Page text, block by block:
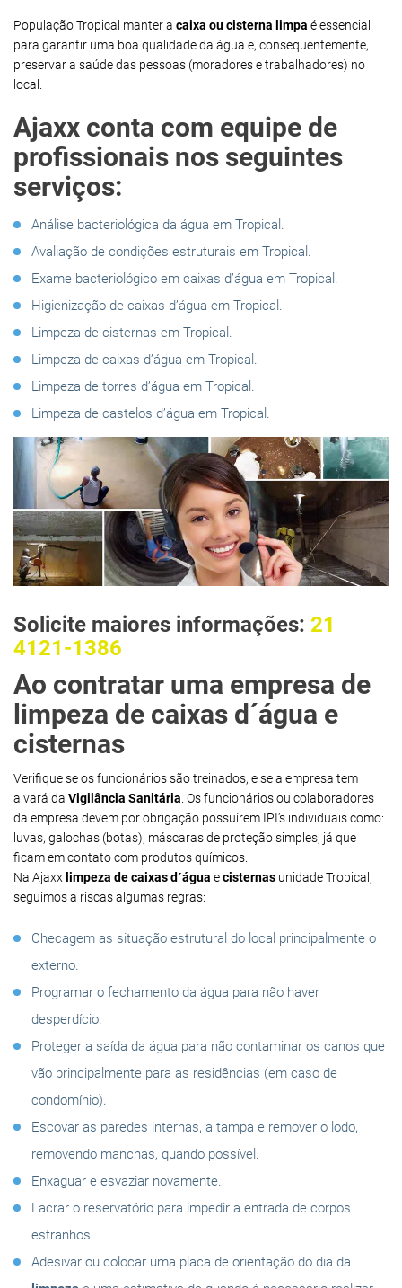
População Tropical manter a caixa ou cisterna limpa é essencial
para garantir uma boa qualidade da água e, consequentemente,
preservar a saúde das pessoas (moradores e trabalhadores) no
local.
Ajaxx conta com equipe de
profissionais nos seguintes
serviços:
Análise bacteriológica da água em Tropical.
Avaliação de condições estruturais em Tropical.
Exame bacteriológico em caixas d’água em Tropical.
Higienização de caixas d’água em Tropical.
Limpeza de cisternas em Tropical.
Limpeza de caixas d’água em Tropical.
Limpeza de torres d’água em Tropical.
Limpeza de castelos d’água em Tropical.
Solicite maiores informações: 21
4121-1386
Ao contratar uma empresa de
limpeza de caixas d´água e
cisternas
Verifique se os funcionários são treinados, e se a empresa tem
alvará da Vigilância Sanitária . Os funcionários ou colaboradores
da empresa devem por obrigação possuírem IPI’s individuais como:
luvas, galochas (botas), máscaras de proteção simples, já que
ficam em contato com produtos químicos.
Na Ajaxx limpeza de caixas d´água ecisternas unidade Tropical,
seguimos a riscas algumas regras:
Checagem as situação estrutural do local principalmente o
externo.
Programar o fechamento da água para não haver
desperdício.
Proteger a saída da água para não contaminar os canos que
vão principalmente para as residências (em caso de
condomínio).
Escovar as paredes internas, a tampa e remover o lodo,
removendo manchas, quando possível.
Enxaguar e esvaziar novamente.
Lacrar o reservatório para impedir a entrada de corpos
estranhos.
Adesivar ou colocar uma placa de orientação do dia da